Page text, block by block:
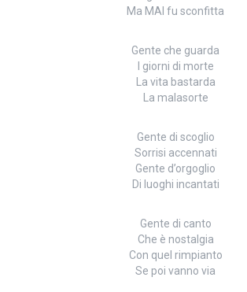
Ma MAI fu sconfitta
Gente che guarda
I giorni di morte
La vita bastarda
La malasorte
Gente di scoglio
Sorrisi accennati
Gente d’orgoglio
Di luoghi incantati
Gente di canto
Che è nostalgia
Con quel rimpianto
Se poi vanno via